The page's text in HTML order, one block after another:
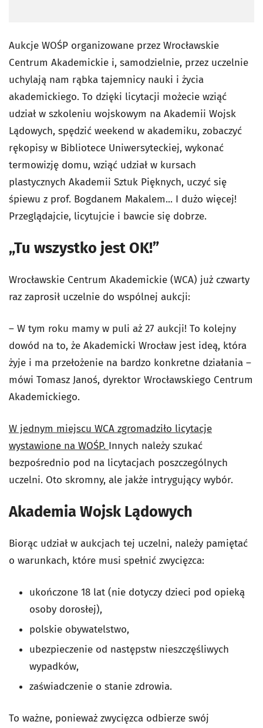
Aukcje WOŚP organizowane przez Wrocławskie
Centrum Akademickie i, samodzielnie, przez uczelnie
uchylają nam rąbka tajemnicy nauki i życia
akademickiego. To dzięki licytacji możecie wziąć
udział w szkoleniu wojskowym na Akademii Wojsk
Lądowych, spędzić weekend w akademiku, zobaczyć
rękopisy w Bibliotece Uniwersyteckiej, wykonać
termowizję domu, wziąć udział w kursach
plastycznych Akademii Sztuk Pięknych, uczyć się
śpiewu z prof. Bogdanem Makalem... I dużo więcej!
Przeglądajcie, licytujcie i bawcie się dobrze.
„Tu wszystko jest OK!”
Wrocławskie Centrum Akademickie (WCA) już czwarty
raz zaprosił uczelnie do wspólnej aukcji:
– W tym roku mamy w puli aż 27 aukcji! To kolejny
dowód na to, że Akademicki Wrocław jest ideą, która
żyje i ma przełożenie na bardzo konkretne działania –
mówi Tomasz Janoś, dyrektor Wrocławskiego Centrum
Akademickiego.
W jednym miejscu WCA zgromadziło licytacje
wystawione na WOŚP. Innych należy szukać
bezpośrednio pod na licytacjach poszczególnych
uczelni. Oto skromny, ale jakże intrygujący wybór.
Akademia Wojsk Lądowych
Biorąc udział w aukcjach tej uczelni, należy pamiętać
o warunkach, które musi spełnić zwycięzca:
ukończone 18 lat (nie dotyczy dzieci pod opieką
osoby dorosłej),
polskie obywatelstwo,
ubezpieczenie od następstw nieszczęśliwych
wypadków,
zaświadczenie o stanie zdrowia.
To ważne, ponieważ zwycięzca odbierze swój